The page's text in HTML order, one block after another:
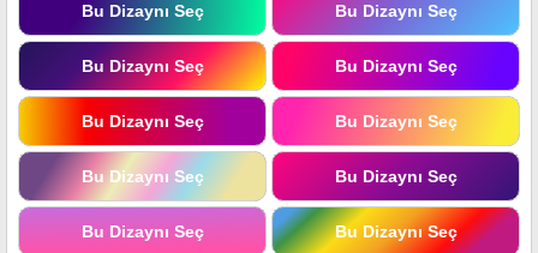
Bu Dizaynı Seç Bu Dizaynı Seç
Bu Dizaynı Seç Bu Dizaynı Seç
Bu Dizaynı Seç Bu Dizaynı Seç
Bu Dizaynı Seç Bu Dizaynı Seç
Bu Dizaynı Seç Bu Dizaynı Seç